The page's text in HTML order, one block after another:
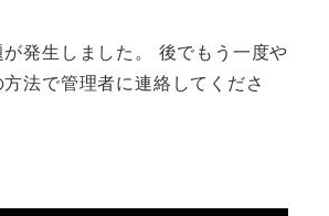
表
示
い
表
示
い
発生しました。 後でもう一度や
方法で管理者に連絡してくださ